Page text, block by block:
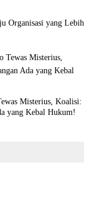
Organisasi yang Lebih
Misterius, Koalisi:
yang Kebal Hukum!